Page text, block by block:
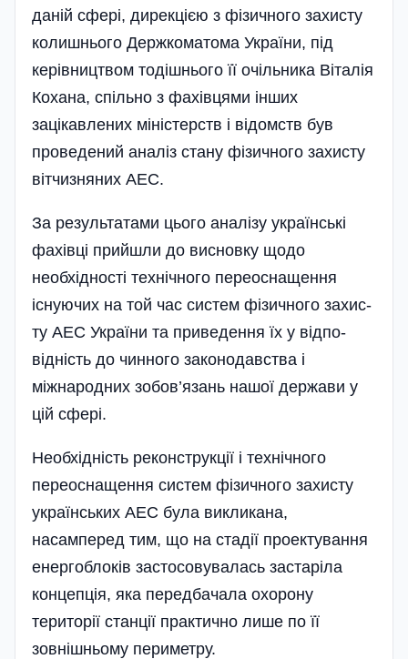
даній сфері, дирекцією з фізичного захисту
колишнього Держкоматома України, під
керівництвом тодішнього її очільника Віталія
Кохана, спільно з фахівцями інших
зацікавлених міністерств і відомств був
проведений аналіз стану фізичного захисту
вітчизняних АЕС.
За результатами цього аналізу українські
фахівці прийшли до висновку щодо
необхідно­сті технічного переоснащення
існуючих на той час систем фізичного захис­
ту АЕС України та приведення їх у відпо­­
відність до чинного законодавства і
міжнародних зобов’язань нашої держави у
цій сфері.
Необхідність реконструкції і тех­нічного
переоснащення систем фізичного захисту
українських АЕС була викликана,
насамперед тим, що на стадії проектування
енерго­блоків застосовувалась застаріла
концепція, яка передбачала охорону
території станції практично лише по її
зовнішньому периметру.